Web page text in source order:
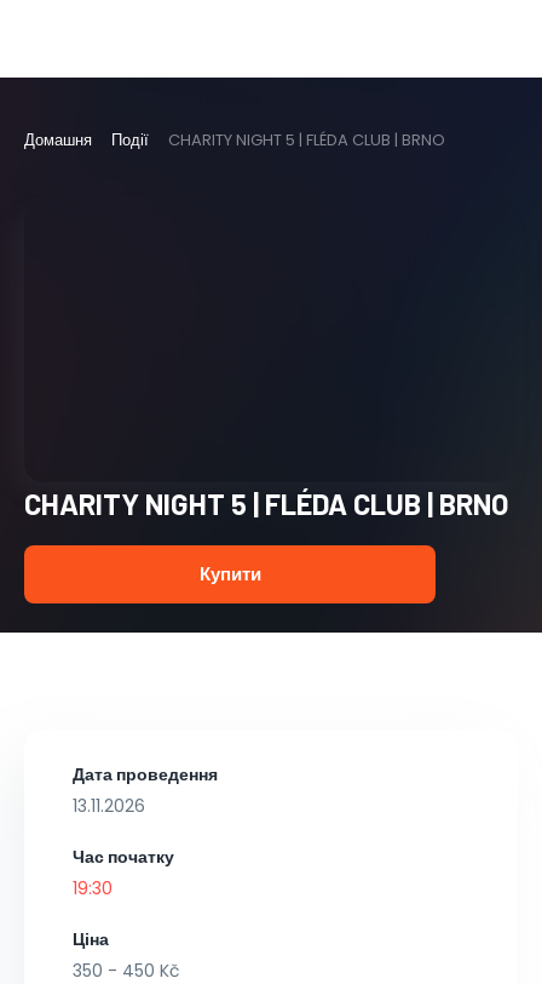
Домашня Події CHARITY NIGHT 5 | FLÉDA CLUB | BRNO
CHARITY NIGHT 5 | FLÉDA CLUB | BRNO
Купити
Дата проведення
13.11.2026
Час початку
19:30
Ціна
350 - 450 Kč